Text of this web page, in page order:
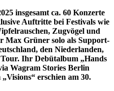
insgesamt ca. 60 Konzerte
Auftritte bei Festivals wie
Zugvögel und
Max Grüner solo als Support-
den Niederlanden,
Ihr Debütalbum „Hands
Wagram Stories Berlin
erschien am 30.